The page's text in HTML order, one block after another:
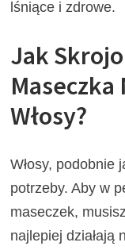
lśniące i zdrowe.
Jak
Włosy?
Włosy, podobnie
potrzeby. Aby w
maseczek,
najlepiej działają